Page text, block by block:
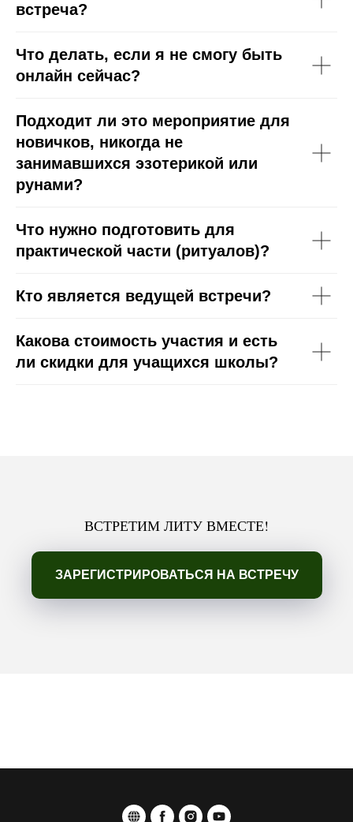
встреча?
Что делать, если я не смогу быть
онлайн сейчас?
Подходит ли это мероприятие для
новичков, никогда не
занимавшихся эзотерикой или
рунами?
Что нужно подготовить для
практической части (ритуалов)?
Кто является ведущей встречи?
Какова стоимость участия и есть
ли скидки для учащихся школы?
ВСТРЕТИМ ЛИТУ ВМЕСТЕ!
ЗАРЕГИСТРИРОВАТЬСЯ НА ВСТРЕЧУ